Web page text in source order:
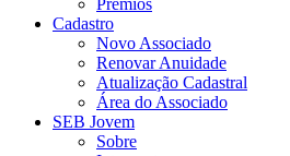
Prêmios
Cadastro
Novo Associado
Renovar Anuidade
Atualização Cadastral
Área do Associado
SEB Jovem
Sobre